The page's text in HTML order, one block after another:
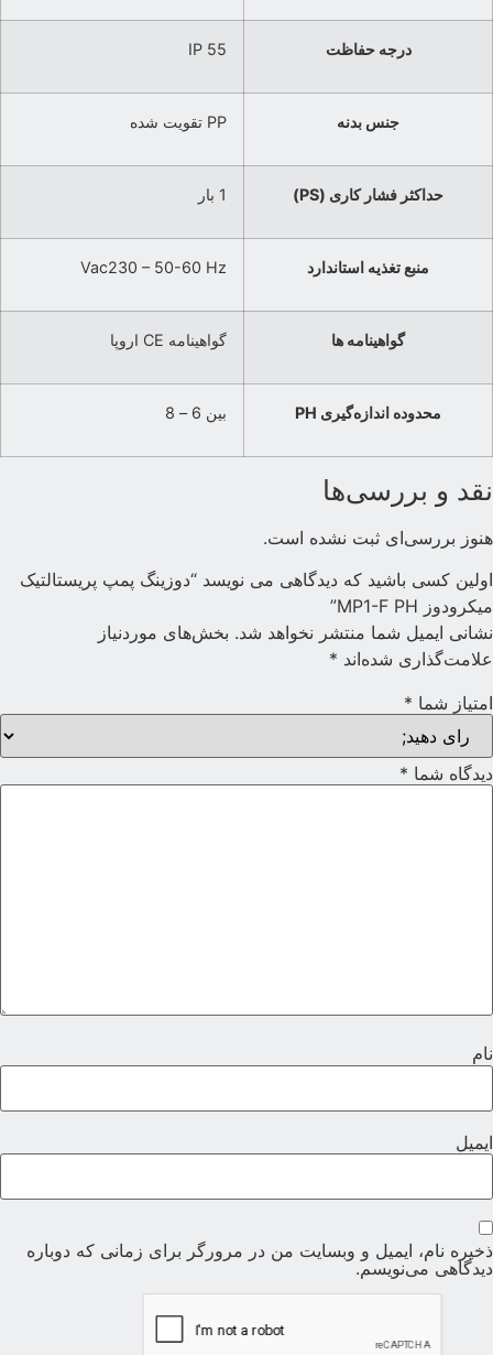
درجه حفاظت IP 55
جنس بدنه PP تقویت شده
حداکثر فشار کاری (PS) 1 بار
منبع تغذیه استاندارد Vac230 – 50-60 Hz
گواهینامه ها گواهینامه CE اروپا
محدوده اندازه‌گیری PH بین 6 – 8
نقد و بررسی‌ها
هنوز بررسی‌ای ثبت نشده است.
اولین کسی باشید که دیدگاهی می نویسد “دوزینگ پمپ پریستالتیک
میکرودوز MP1-F PH”
نشانی ایمیل شما منتشر نخواهد شد. بخش‌های موردنیاز
علامت‌گذاری شده‌اند *
امتیاز شما *
دیدگاه شما *
نام
ایمیل
ذخیره نام، ایمیل و وبسایت من در مرورگر برای زمانی که دوباره
دیدگاهی می‌نویسم.